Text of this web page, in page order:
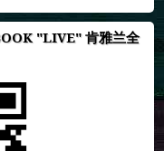
"LIVE" 肯雅兰全